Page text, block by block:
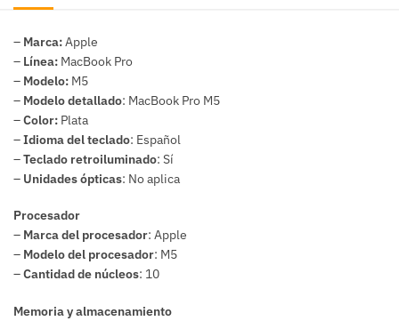
– Marca:Apple
– Línea: MacBook Pro
– Modelo: M5
– Modelo detallado: MacBook Pro M5
–Color: Plata
–Idioma del teclado: Español
–Teclado retroiluminado: Sí
– Unidades ópticas: No aplica
Procesador
– Marca del procesador: Apple
– Modelo del procesador: M5
–Cantidad de núcleos: 10
Memoria y almacenamiento